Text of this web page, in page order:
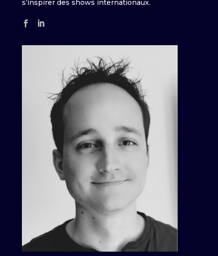
s’inspirer des shows internationaux.